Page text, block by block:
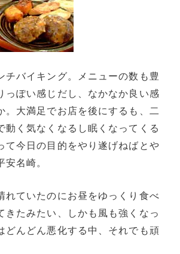
チバイキング。メニューの数も豊
っぽい感じだし、なかなか良い感
。大満足でお店を後にするも、二
動く気なくなるし眠くなってくる
て今日の目的をやり遂げねばとや
安名崎。
れていたのにお昼をゆっくり食べ
きたみたい、しかも風も強くなっ
どんどん悪化する中、それでも頑